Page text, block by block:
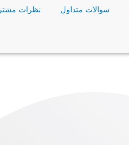
سوالات متداول نظرات